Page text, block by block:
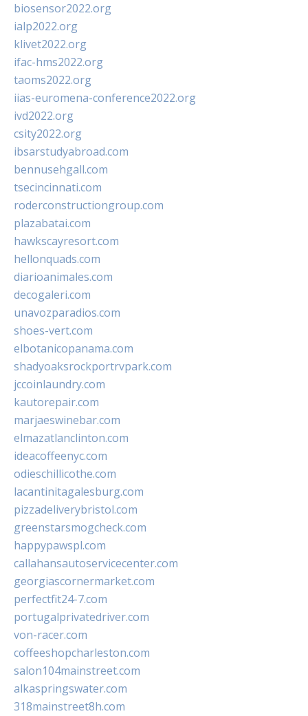
biosensor2022.org
ialp2022.org
klivet2022.org
ifac-hms2022.org
taoms2022.org
iias-euromena-conference2022.org
ivd2022.org
csity2022.org
ibsarstudyabroad.com
bennusehgall.com
tsecincinnati.com
roderconstructiongroup.com
plazabatai.com
hawkscayresort.com
hellonquads.com
diarioanimales.com
decogaleri.com
unavozparadios.com
shoes-vert.com
elbotanicopanama.com
shadyoaksrockportrvpark.com
jccoinlaundry.com
kautorepair.com
marjaeswinebar.com
elmazatlanclinton.com
ideacoffeenyc.com
odieschillicothe.com
lacantinitagalesburg.com
pizzadeliverybristol.com
greenstarsmogcheck.com
happypawspl.com
callahansautoservicecenter.com
georgiascornermarket.com
perfectfit24-7.com
portugalprivatedriver.com
von-racer.com
coffeeshopcharleston.com
salon104mainstreet.com
alkaspringswater.com
318mainstreet8h.com